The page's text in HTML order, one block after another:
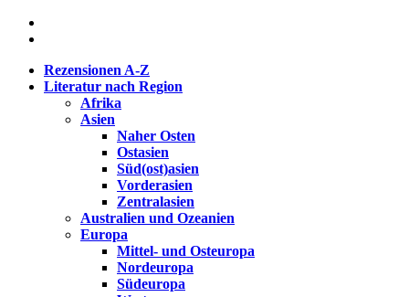
Rezensionen A-Z
Literatur nach Region
Afrika
Asien
Naher Osten
Ostasien
Süd(ost)asien
Vorderasien
Zentralasien
Australien und Ozeanien
Europa
Mittel- und Osteuropa
Nordeuropa
Südeuropa